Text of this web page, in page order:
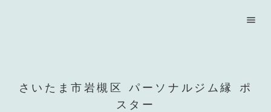
menu
さいたま市岩槻区 パーソナルジム縁 ポ
スター